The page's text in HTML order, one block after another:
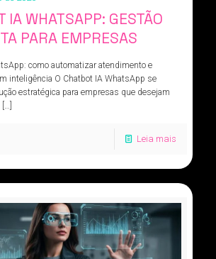
IA WHATSAPP: GESTÃO
PARA EMPRESAS
como automatizar atendimento e
inteligência O Chatbot IA WhatsApp se
estratégica para empresas que desejam
Leia mais